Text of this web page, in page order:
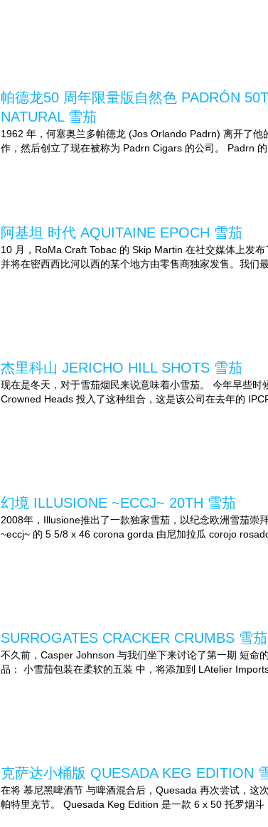
帕德龙50 周年限量版自然色 PADRÓN
NATURAL 雪茄
1962 年，何塞奥兰多帕德龙 (Jos Orlando Padrn) 离开了
作，然后创立了现在被称为 Padrn Cigars 的公司。 Padrn 的
阿基坦 时代 AQUITAINE EPOCH 雪茄
10 月，RoMa Craft Tobac 的 Skip Martin 在社交媒体上发
并将在密西西比河以西的某个地方由零售商独家发售。我们
杰里科山 JERICHO HILL SHOTS 雪茄
现在是冬天，对于雪茄烟民来说意味着小雪茄。 今年早些
Crowned Heads 投入了这种组合，这是该公司在去年的
幻境 ILLUSIONE ~ECCJ~ 20TH 雪茄
2008年，Illusione推出了一款独家雪茄，以纪念欧洲雪茄崇
~eccj~ 的 5 5/8 x 46 corona gorda 由尼加拉瓜 corojo
SURROGATES CRACKER CRUMBS 雪茄
不久前，Casper Johnson 与我们坐下来讨论了第一期 短命
品： 小雪茄包装在柔软的五装 中，将添加到 LAtelier
克萨达小桶版 QUESADA KEG EDITION
在将 慕尼黑啤酒节 与啤酒混合后，Quesada 再次尝试，这
帕特里克节。 Quesada Keg Edition 是一款 6 x 50 托罗烟斗